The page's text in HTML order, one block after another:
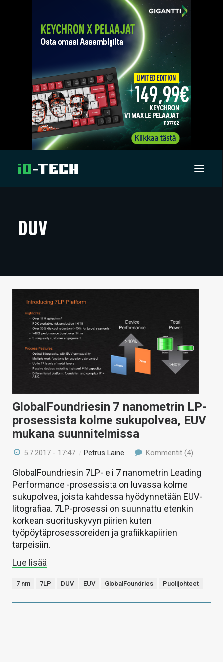
ARTIKKELIT
TECHBBS
TIETOA
HINTA.FI
KAUPPA
VAIHDA TEEMA
HAKU
DUV
GlobalFoundriesin 7 nanometrin LP-
prosessista kolme sukupolvea, EUV
mukana suunnitelmissa
5.7.2017 - 17:47 /Petrus Laine Kommentit (4)
GlobalFoundriesin 7LP- eli 7 nanometrin Leading
Performance -prosessista on luvassa kolme
sukupolvea, joista kahdessa hyödynnetään EUV-
litografiaa. 7LP-prosessi on suunnattu etenkin
korkean suorituskyvyn piirien kuten
työpöytäprosessoreiden ja grafiikkapiirien
tarpeisiin.
Lue lisää
7 nm 7LP DUV EUV GlobalFoundries Puolijohteet